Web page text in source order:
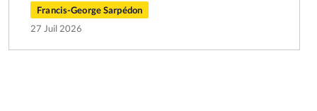
Francis-George Sarpédon
27 Juil 2026